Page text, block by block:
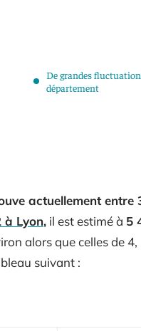
De grandes
département
actuellement entre
à Lyon, il est estimé à 5
alors que celles de
suivant :